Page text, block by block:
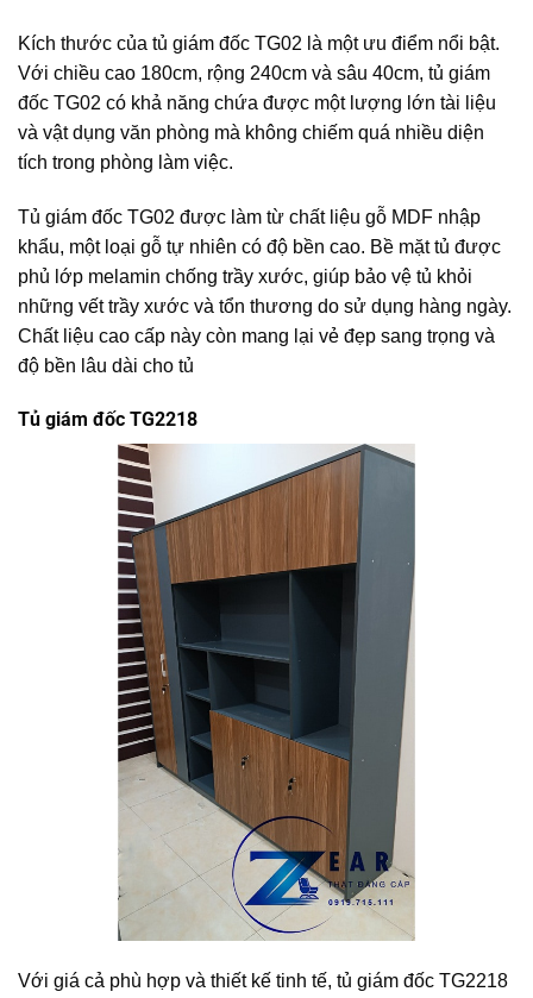
Kích thước của tủ giám đốc TG02 là một ưu điểm nổi bật.
Với chiều cao 180cm, rộng 240cm và sâu 40cm, tủ giám
đốc TG02 có khả năng chứa được một lượng lớn tài liệu
và vật dụng văn phòng mà không chiếm quá nhiều diện
tích trong phòng làm việc.
Tủ giám đốc TG02 được làm từ chất liệu gỗ MDF nhập
khẩu, một loại gỗ tự nhiên có độ bền cao. Bề mặt tủ được
phủ lớp melamin chống trầy xước, giúp bảo vệ tủ khỏi
những vết trầy xước và tổn thương do sử dụng hàng ngày.
Chất liệu cao cấp này còn mang lại vẻ đẹp sang trọng và
độ bền lâu dài cho tủ
Tủ giám đốc TG2218
Với giá cả phù hợp và thiết kế tinh tế, tủ giám đốc TG2218